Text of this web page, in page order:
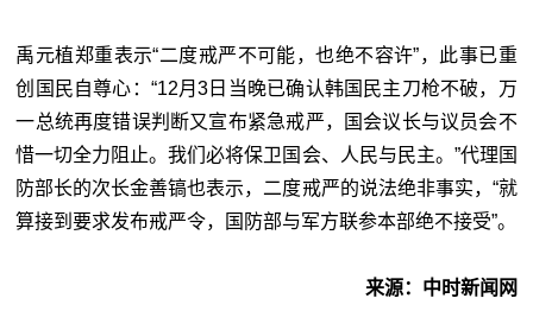
禹元植郑重表示“二度戒严不可能，也绝不容许”，此事已重
创国民自尊心：“12月3日当晚已确认韩国民主刀枪不破，万
一总统再度错误判断又宣布紧急戒严，国会议长与议员会不
惜一切全力阻止。我们必将保卫国会、人民与民主。”代理国
防部长的次长金善镐也表示，二度戒严的说法绝非事实，“就
算接到要求发布戒严令，国防部与军方联参本部绝不接受”。
来源：中时新闻网